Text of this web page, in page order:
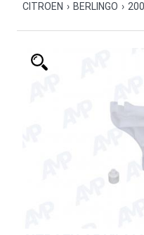
CITROEN › BERLINGO ›